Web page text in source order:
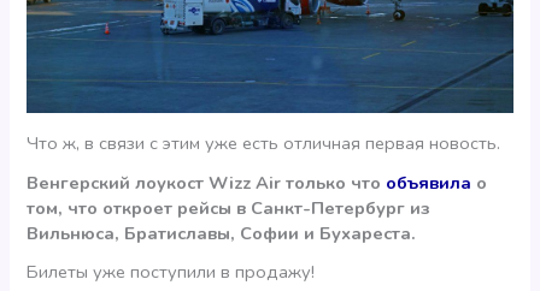
Что ж, в связи с этим уже есть отличная первая новость.
Венгерский лоукост Wizz Air только что объявила о
том, что откроет рейсы в Санкт-Петербург из
Вильнюса, Братиславы, Софии и Бухареста.
Билеты уже поступили в продажу!